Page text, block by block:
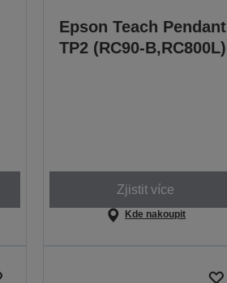
Epson Teach Pendant
TP2 (RC90-B,RC800L)
Zjistit více
Kde nakoupit